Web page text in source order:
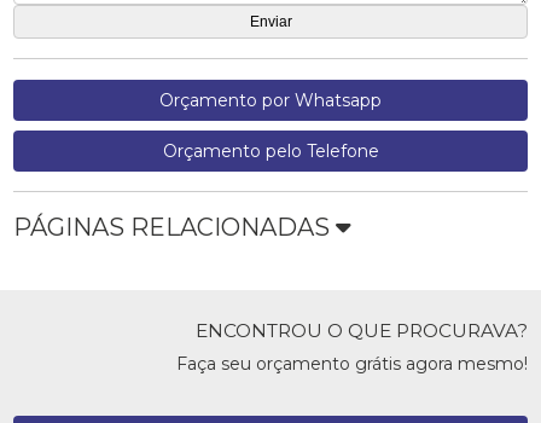
Orçamento por Whatsapp
Orçamento pelo Telefone
PÁGINAS RELACIONADAS
ENCONTROU O QUE PROCURAVA?
Faça seu orçamento grátis agora mesmo!